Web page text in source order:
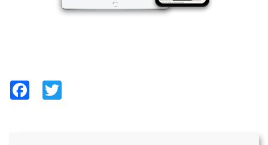
Facebook